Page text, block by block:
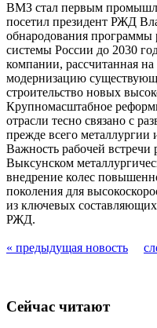
ВМЗ стал первым
посетил президент РЖД
обнародования программы
системы России до 2030
компании, рассчитанная
модернизацию
строительство новых
Крупномасштабное
отрасли тесно связано с
прежде всего металлургии
Важность рабочей
Выксунском
внедрение колес
поколения для
из ключевых
РЖД.
« предыдущая новость
Сейчас читают